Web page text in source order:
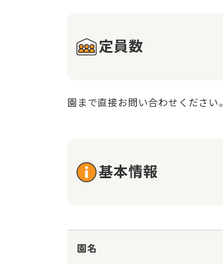
定員数
園まで直接お問い合わせください。
基本情報
園名